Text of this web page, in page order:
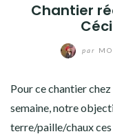
Chantier
par
Pour ce chantier
semaine, notre
terre/paille/chaux ces